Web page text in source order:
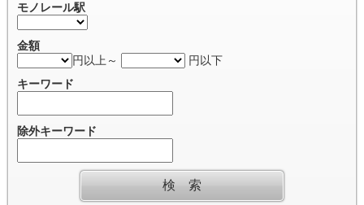
モノレール駅
金額
円以上～
円以下
キーワード
除外キーワード